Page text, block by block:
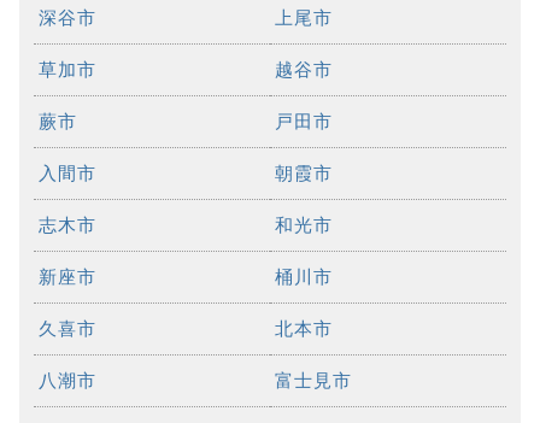
深谷市 上尾市
草加市 越谷市
蕨市 戸田市
入間市 朝霞市
志木市 和光市
新座市 桶川市
久喜市 北本市
八潮市 富士見市